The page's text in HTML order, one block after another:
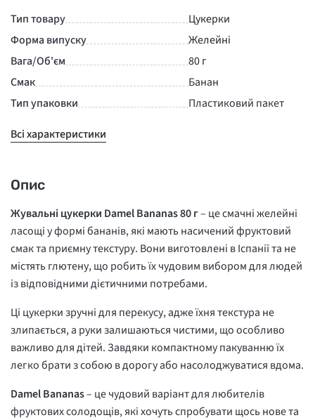
Тип товару
Цукерки
Форма випуску
Желейні
Вага/Об'єм
80 г
Смак
Банан
Тип упаковки
Пластиковий пакет
Всі характеристики
Опис
Жувальні цукерки Damel Bananas 80 г– це смачні желейні
ласощі у формі бананів, які мають насичений фруктовий
смак та приємну текстуру. Вони виготовлені в Іспанії та не
містять глютену, що робить їх чудовим вибором для людей
із відповідними дієтичними потребами.
Ці цукерки зручні для перекусу, адже їхня текстура не
злипається, а руки залишаються чистими, що особливо
важливо для дітей.Завдяки компактному пакуванню їх
легко брати з собою в дорогу або насолоджуватися вдома.
Damel Bananas– це чудовий варіант для любителів
фруктових солодощів, які хочуть спробувати щось нове та